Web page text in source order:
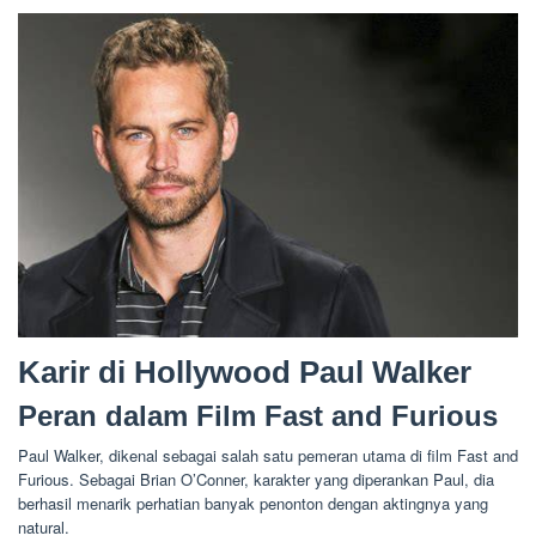
Karir di Hollywood Paul Walker
Peran dalam Film Fast and Furious
Paul Walker, dikenal sebagai salah satu pemeran utama di film Fast and
Furious. Sebagai Brian O’Conner, karakter yang diperankan Paul, dia
berhasil menarik perhatian banyak penonton dengan aktingnya yang
natural.